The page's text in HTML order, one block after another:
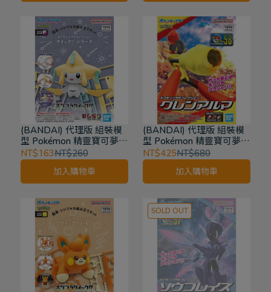
(BANDAI) 代理版 組裝模
型 Pokémon 精靈寶可夢
收藏集 快組版!! 23 基拉祈
NT$163NT$260
加入購物車
(BANDAI) 代理版 組裝模
型 Pokémon 精靈寶可夢
格倫阿爾瑪 紅蓮鎧騎
NT$425NT$680
加入購物車
SOLD OUT